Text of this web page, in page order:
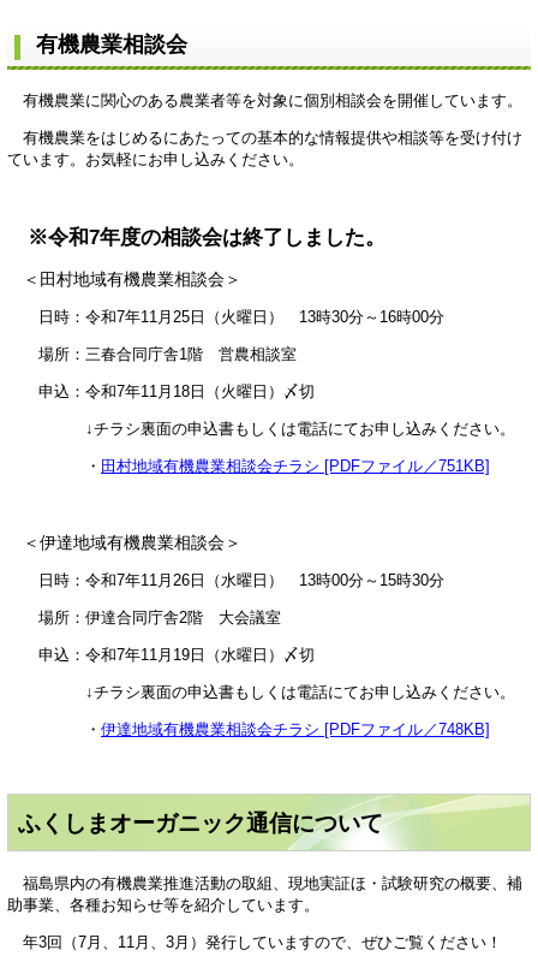
有機農業相談会
有機農業に関心のある農業者等を対象に個別相談会を開催しています。
有機農業をはじめるにあたっての基本的な情報提供や相談等を受け付け
ています。お気軽にお申し込みください。
※令和7年度の相談会は終了しました。
＜田村地域有機農業相談会＞
日時：令和7年11月25日（火曜日） 13時30分～16時00分
場所：三春合同庁舎1階 営農相談室
申込：令和7年11月18日（火曜日）〆切
↓チラシ裏面の申込書もしくは電話にてお申し込みください。
・ 田村地域有機農業相談会チラシ [PDFファイル／751KB]
＜伊達地域有機農業相談会＞
日時：令和7年11月26日（水曜日） 13時00分～15時30分
場所：伊達合同庁舎2階 大会議室
申込：令和7年11月19日（水曜日）〆切
↓チラシ裏面の申込書もしくは電話にてお申し込みください。
・ 伊達地域有機農業相談会チラシ [PDFファイル／748KB]
ふくしまオーガニック通信について
福島県内の有機農業推進活動の取組、現地実証ほ・試験研究の概要、補
助事業、各種お知らせ等を紹介しています。
年3回（7月、11月、3月）発行していますので、ぜひご覧ください！